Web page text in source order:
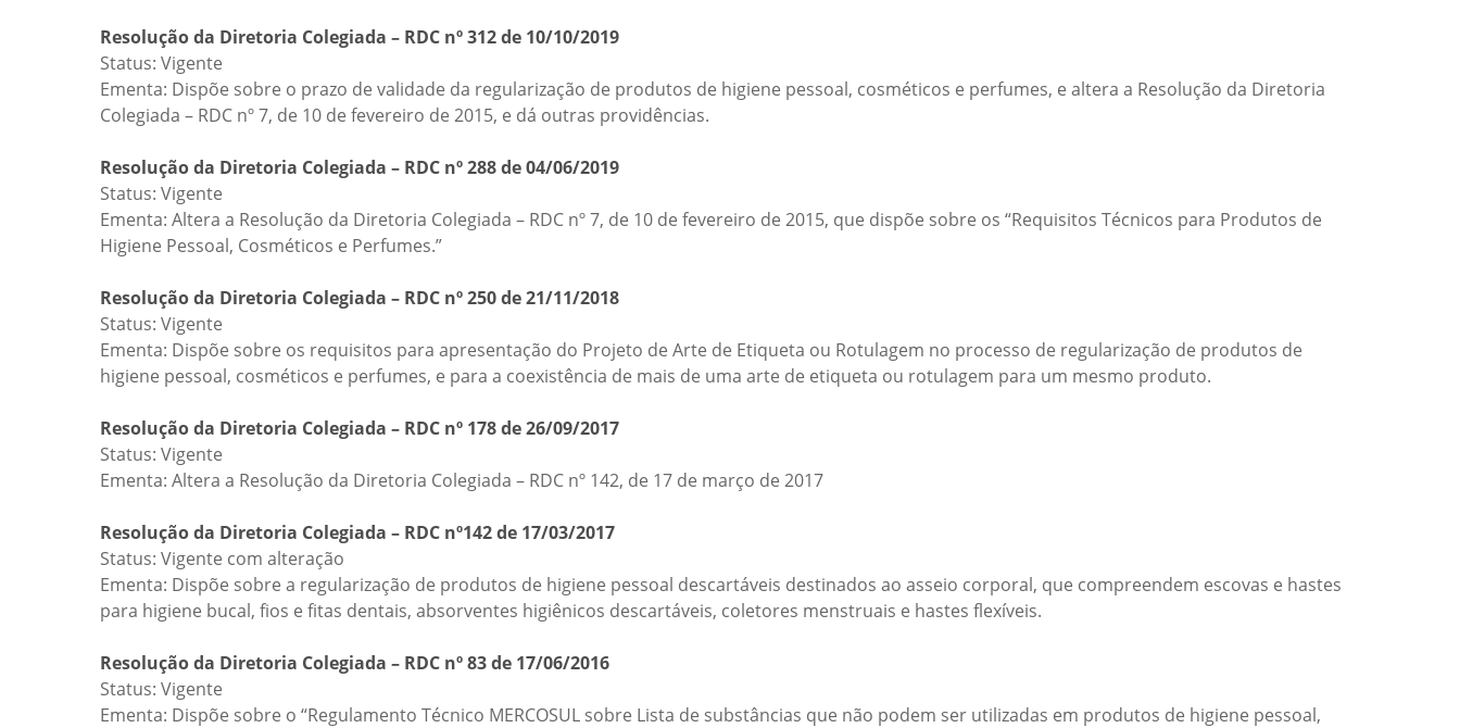
Resolução da Diretoria Colegiada – RDC nº 312 de 10/10/2019
Status: Vigente
Ementa: Dispõe sobre o prazo de validade da regularização de produtos de higiene pessoal, cosméticos e perfumes, e altera a Resolução da Diretoria
Colegiada – RDC nº 7, de 10 de fevereiro de 2015, e dá outras providências.
Resolução da Diretoria Colegiada – RDC nº 288 de 04/06/2019
Status: Vigente
Ementa: Altera a Resolução da Diretoria Colegiada – RDC nº 7, de 10 de fevereiro de 2015, que dispõe sobre os “Requisitos Técnicos para Produtos de
Higiene Pessoal, Cosméticos e Perfumes.”
Resolução da Diretoria Colegiada – RDC nº 250 de 21/11/2018
Status: Vigente
Ementa: Dispõe sobre os requisitos para apresentação do Projeto de Arte de Etiqueta ou Rotulagem no processo de regularização de produtos de
higiene pessoal, cosméticos e perfumes, e para a coexistência de mais de uma arte de etiqueta ou rotulagem para um mesmo produto.
Resolução da Diretoria Colegiada – RDC nº 178 de 26/09/2017
Status: Vigente
Ementa: Altera a Resolução da Diretoria Colegiada – RDC nº 142, de 17 de março de 2017
Resolução da Diretoria Colegiada – RDC nº142 de 17/03/2017
Status: Vigente com alteração
Ementa: Dispõe sobre a regularização de produtos de higiene pessoal descartáveis destinados ao asseio corporal, que compreendem escovas e hastes
para higiene bucal, fios e fitas dentais, absorventes higiênicos descartáveis, coletores menstruais e hastes flexíveis.
Resolução da Diretoria Colegiada – RDC nº 83 de 17/06/2016
Status: Vigente
Ementa: Dispõe sobre o “Regulamento Técnico MERCOSUL sobre Lista de substâncias que não podem ser utilizadas em produtos de higiene pessoal,